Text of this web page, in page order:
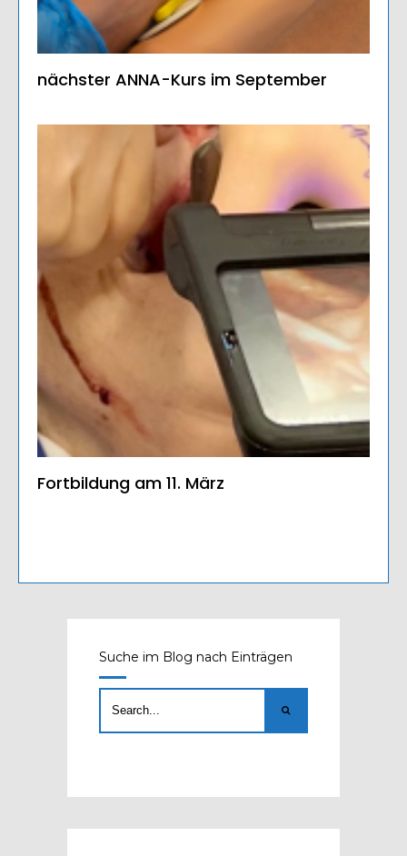
nächster ANNA-Kurs im September
Fortbildung am 11. März
Suche im Blog nach Einträgen